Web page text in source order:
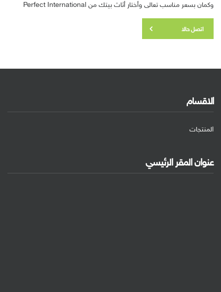
وكمان بسعر مناسب تعالى وأختار أثاث بيتك من Perfect International
اتصل حالا
الاقسام
المنتجات
عنوان المقر الرئيسي